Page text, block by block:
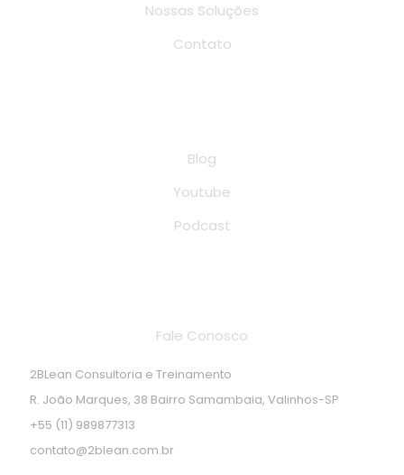
Nossas Soluções
Contato
Blog
Youtube
Podcast
Fale Conosco
2BLean Consultoria e Treinamento
R. João Marques, 38 Bairro Samambaia, Valinhos-SP
+55 (11) 989877313
contato@2blean.com.br